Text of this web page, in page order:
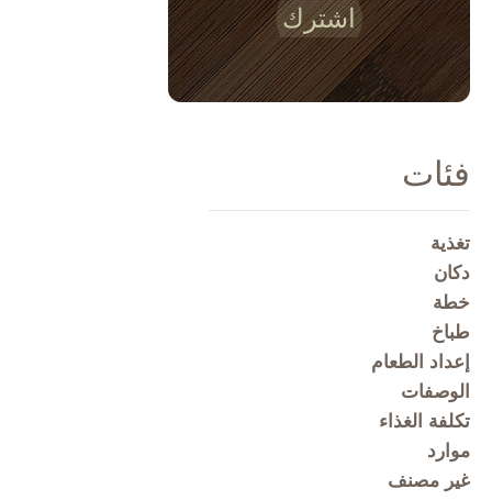
اشترك
فئات
تغذية
دكان
خطة
طباخ
إعداد الطعام
الوصفات
تكلفة الغذاء
موارد
غير مصنف